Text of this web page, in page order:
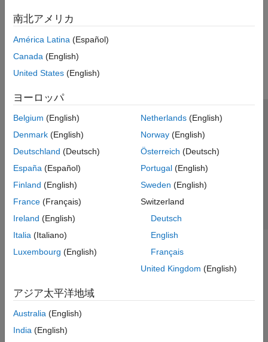
南北アメリカ
América Latina (Español)
Canada (English)
United States (English)
ヨーロッパ
Belgium (English)
Denmark (English)
Deutschland (Deutsch)
España (Español)
Finland (English)
France (Français)
Ireland (English)
Italia (Italiano)
Luxembourg (English)
Netherlands(English)
Norway(English)
Österreich (Deutsch)
Portugal(English)
Sweden (English)
Switzerland
Deutsch
English
Français
United Kingdom (English)
アジア太平洋地域
Australia (English)
India (English)
トラストセンター
プライバシー ポリシー
違法コピー防止
アプリケーション ステータス
© 1994-2026 The MathWorks, Inc.